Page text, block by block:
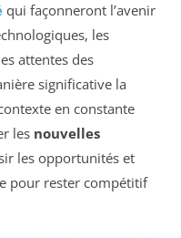
qui façonneront l’avenir
les
attentes des
significative la
en constante
les nouvelles
les opportunités et
pour rester compétitif